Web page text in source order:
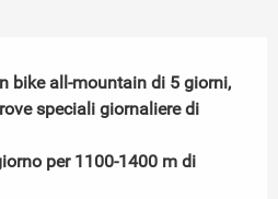
bike all-mountain di 5 giorni,
speciali giornaliere di
per 1100-1400 m di